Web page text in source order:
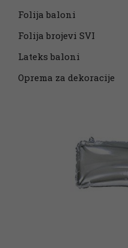
Folija baloni
Folija brojevi SVI
Lateks baloni
Oprema za dekoracije